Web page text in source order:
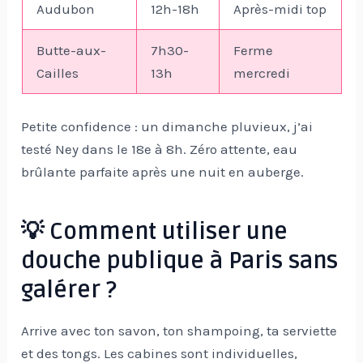
Audubon 12h-18h Après-midi top
Butte-aux-
Cailles
7h30-
13h
Ferme
mercredi
Petite confidence : un dimanche pluvieux, j’ai
testé Ney dans le 18e à 8h. Zéro attente, eau
brûlante parfaite après une nuit en auberge.
💡 Comment utiliser une
douche publique à Paris sans
galérer ?
Arrive avec ton savon, ton shampoing, ta serviette
et des tongs. Les cabines sont individuelles,